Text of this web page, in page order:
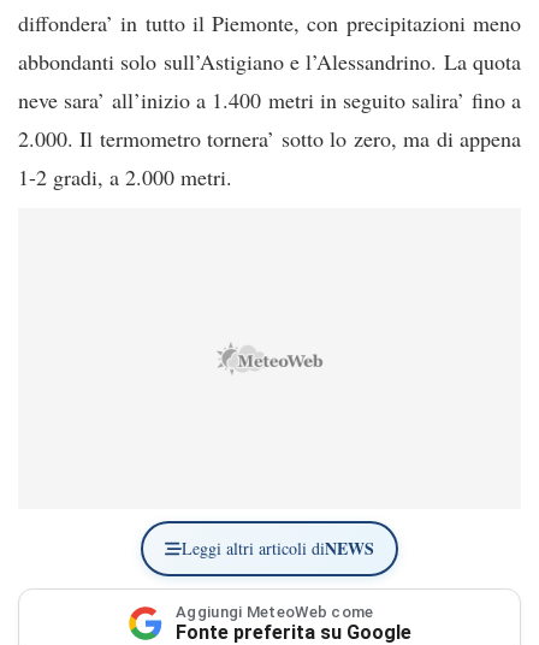
diffondera’ in tutto il Piemonte, con precipitazioni meno
abbondanti solo sull’Astigiano e l’Alessandrino. La quota
neve sara’ all’inizio a 1.400 metri in seguito salira’ fino a
2.000. Il termometro tornera’ sotto lo zero, ma di appena
1-2 gradi, a 2.000 metri.
Leggi altri articoli diNEWS
Aggiungi MeteoWeb come
Fonte preferita su Google